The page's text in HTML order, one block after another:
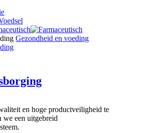
Gezondheid en voeding
en hoge productveiligheid te
we een uitgebreid